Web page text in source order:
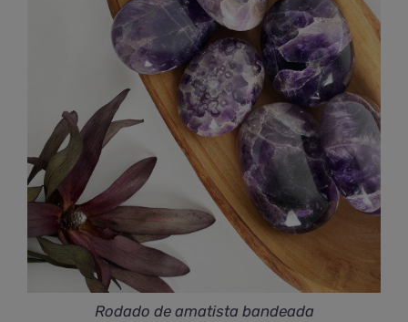
Rodado de amatista bandeada